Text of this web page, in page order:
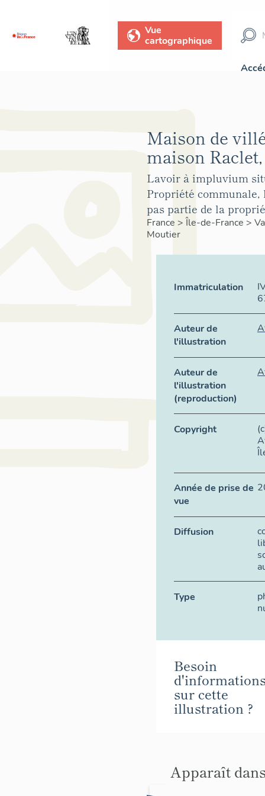
Vue
cartographique
Maison de
maison Raclet,
Lavoir à impluvium
Propriété
pas partie de la
France >Île-de-France >
Moutier
Immatriculation
Auteur de
l'illustration
Auteur de
l'illustration
(reproduction)
Copyright
Année de prise de
vue
Diffusion
Type
Besoin
sur cette
illustration ?
Apparaît